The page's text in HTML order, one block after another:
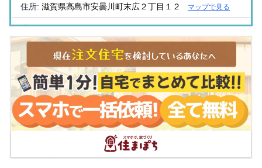
住所: 滋賀県高島市安曇川町末広２丁目１２ マップで見る
片岡クリニック
住所:滋賀県高島市新旭町新庄９８９−４ マップで見る
澤村クリニック
住所:滋賀県高島市新旭町旭１丁目７−１ マップで見る
あいりんクリニック
住所:滋賀県高島市今津町中沼１丁目５−６ マップで見る
みやもと整形外科クリニック
滋賀県高島市安曇川町中央３丁目２−２２